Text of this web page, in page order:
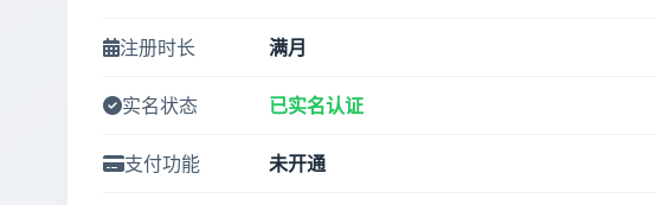
注册时长 满月
实名状态 已实名认证
支付功能 未开通